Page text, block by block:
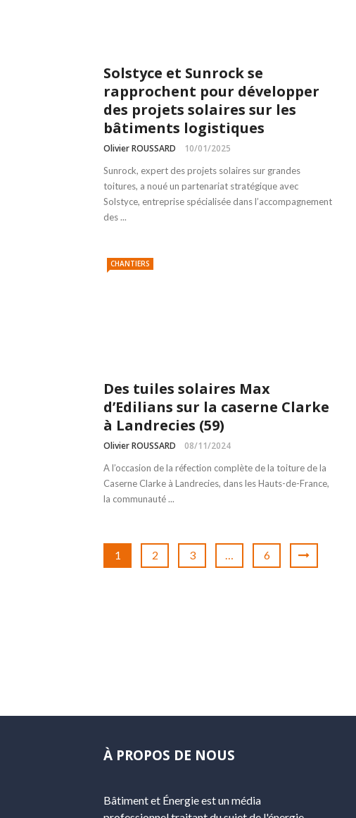
Solstyce et Sunrock se
rapprochent pour développer
des projets solaires sur les
bâtiments logistiques
Olivier ROUSSARD 10/01/2025
Sunrock, expert des projets solaires sur grandes
toitures, a noué un partenariat stratégique avec
Solstyce, entreprise spécialisée dans l’accompagnement
des ...
CHANTIERS
Des tuiles solaires Max
d’Edilians sur la caserne Clarke
à Landrecies (59)
Olivier ROUSSARD 08/11/2024
A l’occasion de la réfection complète de la toiture de la
Caserne Clarke à Landrecies, dans les Hauts-de-France,
la communauté ...
1 2 3 … 6
À PROPOS DE NOUS
Bâtiment et Énergie est un média